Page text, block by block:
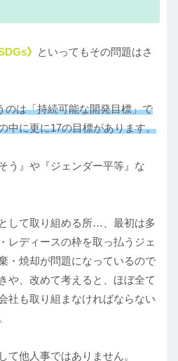
》 といってもその問題はさ
のは「持続可能な開発目標」で
中に更に17の目標があります。
う』や『ジェンダー平等』な
して取り組める所…、最初は多
レディースの枠を取っ払うジェ
・焼却が問題になっているので
や、改めて考えると、ほぼ全て
社も取り組まなければならない
て他人事ではありません。